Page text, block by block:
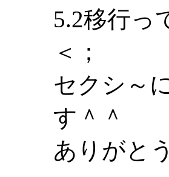
5.2移行っ
＜；
セクシ～
す＾＾
ありがと